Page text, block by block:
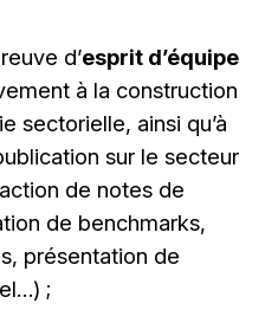
d’esprit d’équipe
à la construction
sectorielle, ainsi qu’à
sur le secteur
de notes de
de benchmarks,
présentation de
;